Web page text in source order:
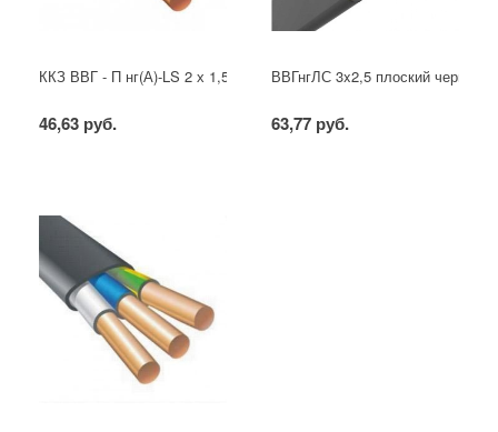
ККЗ ВВГ - П нг(А)-LS 2 х 1,5 ГОСТ
46,63 руб.
ВВГнгЛС 3x2,5 плоский черный
63,77 руб.